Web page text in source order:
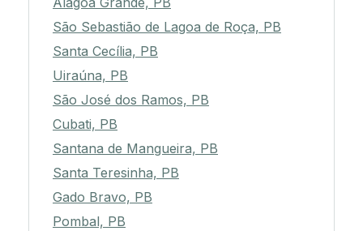
São Sebastião de Lagoa de Roça, PB
Santa Cecília, PB
Uiraúna, PB
São José dos Ramos, PB
Cubati, PB
Santana de Mangueira, PB
Santa Teresinha, PB
Gado Bravo, PB
Pombal, PB